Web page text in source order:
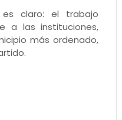
es claro: el trabajo
a las instituciones,
más ordenado,